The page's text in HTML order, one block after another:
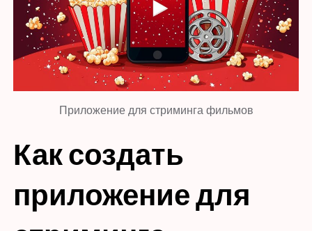
Приложение для стриминга фильмов
Как создать
приложение для